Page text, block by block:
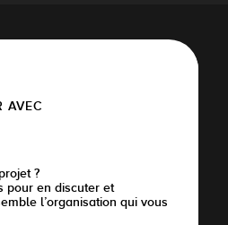
AVEC
?
pour en discuter et
l’organisation qui vous